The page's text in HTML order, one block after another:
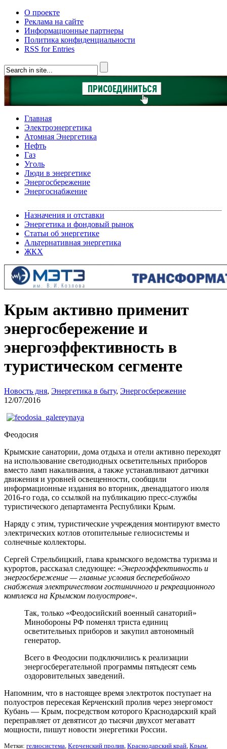
О проекте
Реклама на сайте
Информационные партнеры
Политика конфиденциальности
RSS for Entries
Главная
Электроэнергетика
Атомная Энергетика
Нефть
Газ
Уголь
Люди в энергетике
Энергосбережение
Энергоснабжение
Назначения и отставки
Энергетика и фондовый рынок
Статьи об энергетике
Альтернативная энергетика
ЖКХ
Крым активно применит
энергосбережение и
энергоэффективность в
туристическом сегменте
Новость дня, Энергетика в быту, Энергосбережение
12/07/2016
Феодосия
Крымские санатории, дома отдыха и отели активно переходят
на использование светодиодных осветительных приборов
вместо ламп накаливания, а также устанавливают датчики
движения и уровней освещенности, сообщили
информационные издания во вторник, двенадцатого июля
2016-го года, со ссылкой на публикацию пресс-службы
туристического департамента Республики Крым.
Наряду с этим, туристические учреждения монтируют вместо
электрических котлов отопительные гелиосистемы и
солнечные коллекторы.
Сергей Стрельбицкий, глава крымского ведомства туризма и
курортов, рассказал следующее: «Энергоэффективность и
энергосбережение — главные условия бесперебойного
снабжения электричеством гостиничного и рекреационного
комплекса на Крымском полуострове«.
Так, только «Феодосийский военный санаторий»
Минобороны РФ поменял триста единиц
осветительных приборов и закупил автономный
генератор.
Всего в Феодосии подключились к реализации
энергосберегательной программы пятьдесят семь
оздоровительных заведений.
Напомним, что в настоящее время электроток поступает на
полуостров пересекая Керченский пролив через энергомост
Кубань — Крым, посредством которого Краснодарский край
переправляет от девятисот до тысячи двухсот мегаватт
мощности, пишут новости энергетики России.
Метки: гелиосистема, Керченский пролив, Краснодарский край, Крым,